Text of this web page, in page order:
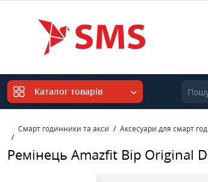
Каталог товарів
Смарт годинники та акси Аксесуари для смарт
Ремінець Amazfit Bip Original